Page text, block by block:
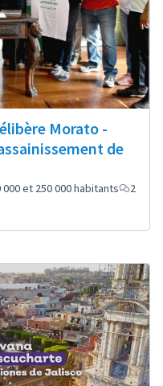
Morato -
de
000 et 250 000 habitants
2